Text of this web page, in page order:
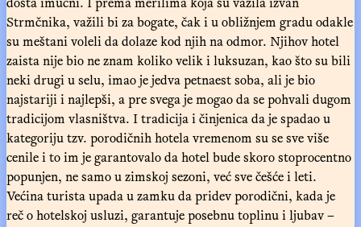
Strmčnika, važili bi za bogate, čak i u obližnjem gradu odakle
su meštani voleli da dolaze kod njih na odmor. Njihov hotel
zaista nije bio ne znam koliko velik i luksuzan, kao što su bili
neki drugi u selu, imao je jedva petnaest soba, ali je bio
najstariji i najlepši, a pre svega je mogao da se pohvali dugom
tradicijom vlasništva. I tradicija i činjenica da je spadao u
kategoriju tzv. porodičnih hotela vremenom su se sve više
cenile i to im je garantovalo da hotel bude skoro stoprocentno
popunjen, ne samo u zimskoj sezoni, već sve češće i leti.
Većina turista upada u zamku da pridev porodični, kada je
reč o hotelskoj usluzi, garantuje posebnu toplinu i ljubav –